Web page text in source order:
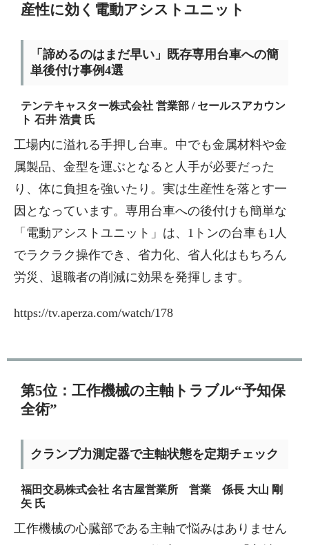
産性に効く電動アシストユニット
「諦めるのはまだ早い」既存専用台車への簡
単後付け事例4選
テンテキャスター株式会社 営業部 / セールスアカウン
ト 石井 浩貴 氏
工場内に溢れる手押し台車。中でも金属材料や金
属製品、金型を運ぶとなると人手が必要だった
り、体に負担を強いたり。実は生産性を落とす一
因となっています。専用台車への後付けも簡単な
「電動アシストユニット」は、1トンの台車も1人
でラクラク操作でき、省力化、省人化はもちろん
労災、退職者の削減に効果を発揮します。
https://tv.aperza.com/watch/178
第5位：工作機械の主軸トラブル“予知保
全術”
クランプ力測定器で主軸状態を定期チェック
福田交易株式会社 名古屋営業所 営業 係長 大山 剛
矢 氏
工作機械の心臓部である主軸で悩みはありません